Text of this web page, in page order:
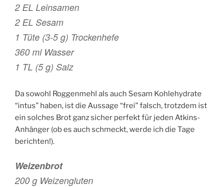
2 EL Leinsamen
2 EL Sesam
1 Tüte (3-5 g) Trockenhefe
360 ml Wasser
1 TL (5 g) Salz
Da sowohl Roggenmehl als auch Sesam Kohlehydrate
“intus” haben, ist die Aussage “frei” falsch, trotzdem ist
ein solches Brot ganz sicher perfekt für jeden Atkins-
Anhänger (ob es auch schmeckt, werde ich die Tage
berichten!).
Weizenbrot
200 g Weizengluten